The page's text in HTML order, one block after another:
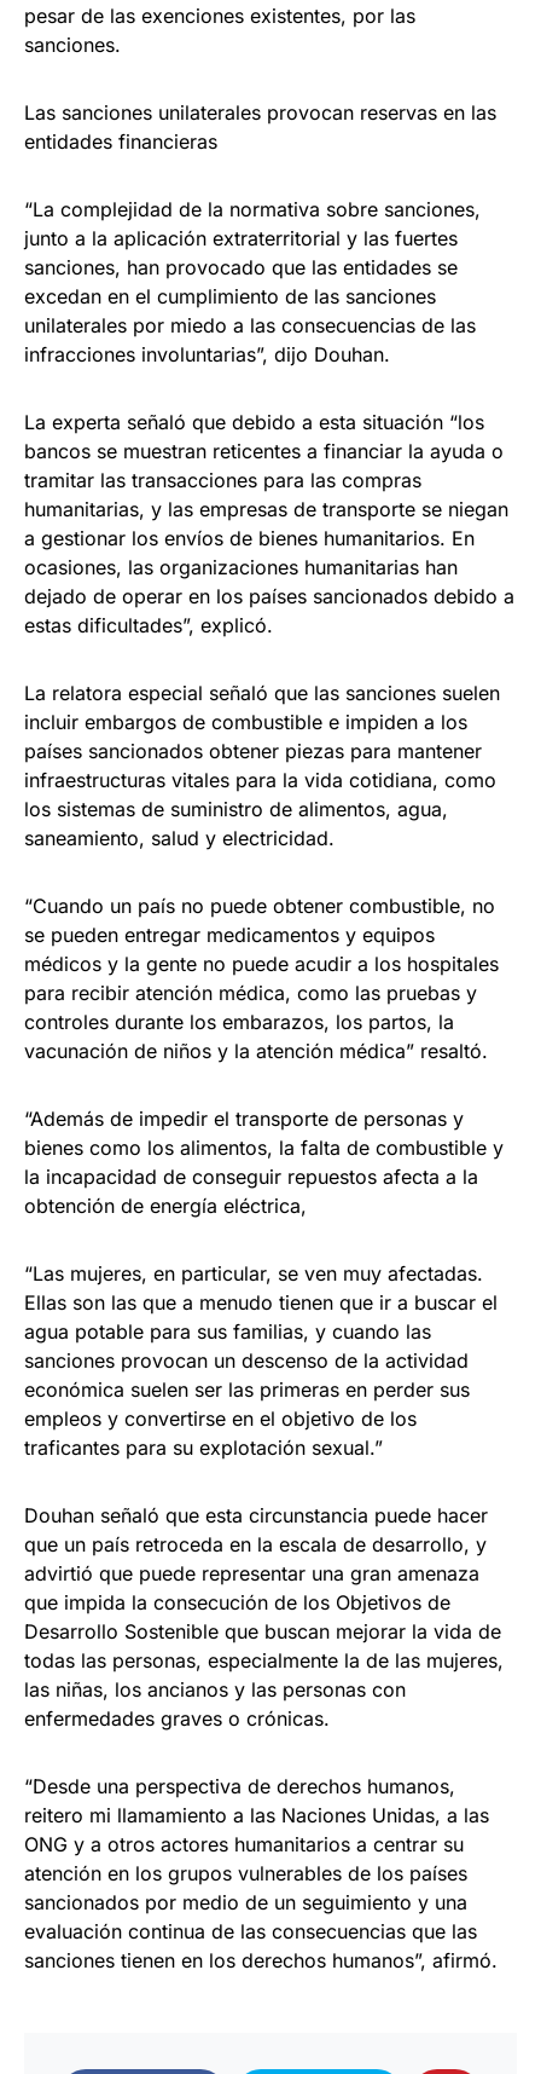
pesar de las exenciones existentes, por las
sanciones.
Las sanciones unilaterales provocan reservas en las
entidades financieras
“La complejidad de la normativa sobre sanciones,
junto a la aplicación extraterritorial y las fuertes
sanciones, han provocado que las entidades se
excedan en el cumplimiento de las sanciones
unilaterales por miedo a las consecuencias de las
infracciones involuntarias”, dijo Douhan.
La experta señaló que debido a esta situación “los
bancos se muestran reticentes a financiar la ayuda o
tramitar las transacciones para las compras
humanitarias, y las empresas de transporte se niegan
a gestionar los envíos de bienes humanitarios. En
ocasiones, las organizaciones humanitarias han
dejado de operar en los países sancionados debido a
estas dificultades”, explicó.
La relatora especial señaló que las sanciones suelen
incluir embargos de combustible e impiden a los
países sancionados obtener piezas para mantener
infraestructuras vitales para la vida cotidiana, como
los sistemas de suministro de alimentos, agua,
saneamiento, salud y electricidad.
“Cuando un país no puede obtener combustible, no
se pueden entregar medicamentos y equipos
médicos y la gente no puede acudir a los hospitales
para recibir atención médica, como las pruebas y
controles durante los embarazos, los partos, la
vacunación de niños y la atención médica” resaltó.
“Además de impedir el transporte de personas y
bienes como los alimentos, la falta de combustible y
la incapacidad de conseguir repuestos afecta a la
obtención de energía eléctrica,
“Las mujeres, en particular, se ven muy afectadas.
Ellas son las que a menudo tienen que ir a buscar el
agua potable para sus familias, y cuando las
sanciones provocan un descenso de la actividad
económica suelen ser las primeras en perder sus
empleos y convertirse en el objetivo de los
traficantes para su explotación sexual.”
Douhan señaló que esta circunstancia puede hacer
que un país retroceda en la escala de desarrollo, y
advirtió que puede representar una gran amenaza
que impida la consecución de los Objetivos de
Desarrollo Sostenible que buscan mejorar la vida de
todas las personas, especialmente la de las mujeres,
las niñas, los ancianos y las personas con
enfermedades graves o crónicas.
“Desde una perspectiva de derechos humanos,
reitero mi llamamiento a las Naciones Unidas, a las
ONG y a otros actores humanitarios a centrar su
atención en los grupos vulnerables de los países
sancionados por medio de un seguimiento y una
evaluación continua de las consecuencias que las
sanciones tienen en los derechos humanos”, afirmó.